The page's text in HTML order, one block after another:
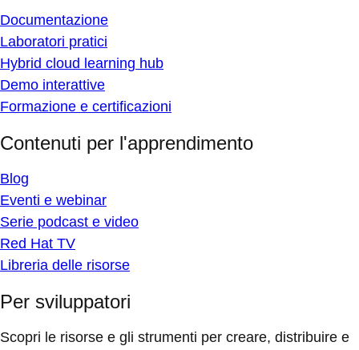
Documentazione
Laboratori pratici
Hybrid cloud learning hub
Demo interattive
Formazione e certificazioni
Contenuti per l'apprendimento
Blog
Eventi e webinar
Serie podcast e video
Red Hat TV
Libreria delle risorse
Per sviluppatori
Scopri le risorse e gli strumenti per creare, distribuire e